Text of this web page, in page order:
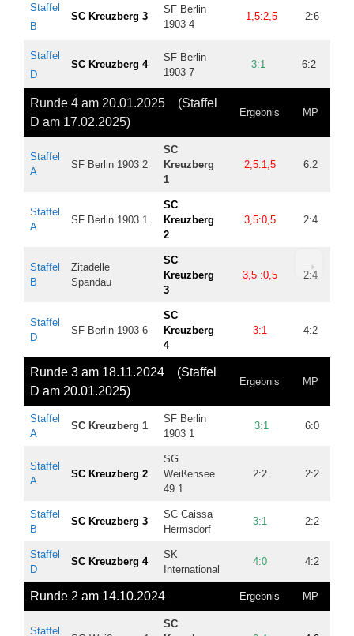
Staffel
B
SC Kreuzberg 3
SF Berlin
1903 4
1,5:2,5 2:6
Staffel
D
SC Kreuzberg 4
SF Berlin
1903 7
3:1 6:2
Runde 4 am 20.01.2025 (Staffel
D am 17.02.2025)
Ergebnis MP
Staffel
A
SF Berlin 1903 2
SC
Kreuzberg
1
2,5:1,5 6:2
Staffel
A
SF Berlin 1903 1
SC
Kreuzberg
2
3,5:0,5 2:4
Staffel
B
Zitadelle
Spandau
SC
Kreuzberg
3
3,5 :0,5 2:4
Staffel
D
SF Berlin 1903 6
SC
Kreuzberg
4
3:1 4:2
Runde 3 am 18.11.2024 (Staffel
D am 20.01.2025)
Ergebnis MP
Staffel
A
SC Kreuzberg 1
SF Berlin
1903 1
3:1 6:0
Staffel
A
SC Kreuzberg 2
SG
Weißensee
49 1
2:2 2:2
Staffel
B
SC Kreuzberg 3
SC Caissa
Hermsdorf
3:1 2:2
Staffel
D
SC Kreuzberg 4
SK
International
4:0 4:2
Runde 2 am 14.10.2024 Ergebnis MP
Staffel
SC
→